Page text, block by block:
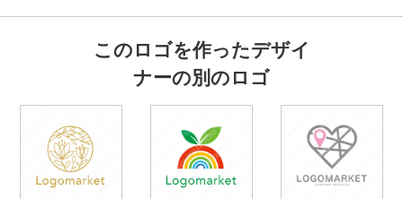
このロゴを作ったデザイ
ナーの別のロゴ